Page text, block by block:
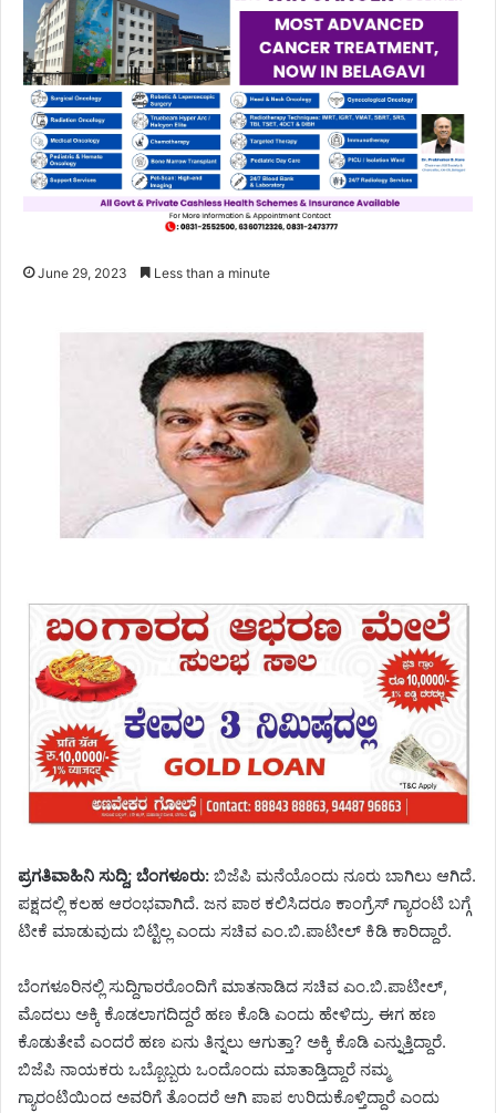
June 29, 2023 Less than a minute
ಪ್ರಗತಿವಾಹಿನಿ ಸುದ್ದಿ; ಬೆಂಗಳೂರು: ಬಿಜೆಪಿ ಮನೆಯೊಂದು ನೂರು ಬಾಗಿಲು ಆಗಿದೆ.
ಪಕ್ಷದಲ್ಲಿ ಕಲಹ ಆರಂಭವಾಗಿದೆ. ಜನ ಪಾಠ ಕಲಿಸಿದರೂ ಕಾಂಗ್ರೆಸ್ ಗ್ಯಾರಂಟಿ ಬಗ್ಗೆ
ಟೀಕೆ ಮಾಡುವುದು ಬಿಟ್ಟಿಲ್ಲ ಎಂದು ಸಚಿವ ಎಂ.ಬಿ.ಪಾಟೀಲ್ ಕಿಡಿ ಕಾರಿದ್ದಾರೆ.
ಬೆಂಗಳೂರಿನಲ್ಲಿ ಸುದ್ದಿಗಾರರೊಂದಿಗೆ ಮಾತನಾಡಿದ ಸಚಿವ ಎಂ.ಬಿ.ಪಾಟೀಲ್,
ಮೊದಲು ಅಕ್ಕಿ ಕೊಡಲಾಗದಿದ್ದರೆ ಹಣ ಕೊಡಿ ಎಂದು ಹೇಳಿದ್ರು. ಈಗ ಹಣ
ಕೊಡುತೇವೆ ಎಂದರೆ ಹಣ ಏನು ತಿನ್ನಲು ಆಗುತ್ತಾ? ಅಕ್ಕಿ ಕೊಡಿ ಎನ್ನುತ್ತಿದ್ದಾರೆ.
ಬಿಜೆಪಿ ನಾಯಕರು ಒಬ್ಬೊಬ್ಬರು ಒಂದೊಂದು ಮಾತಾಡ್ತಿದ್ದಾರೆ ನಮ್ಮ
ಗ್ಯಾರಂಟಿಯಿಂದ ಅವರಿಗೆ ತೊಂದರೆ ಆಗಿ ಪಾಪ ಉರಿದುಕೊಳ್ತಿದ್ದಾರೆ ಎಂದು